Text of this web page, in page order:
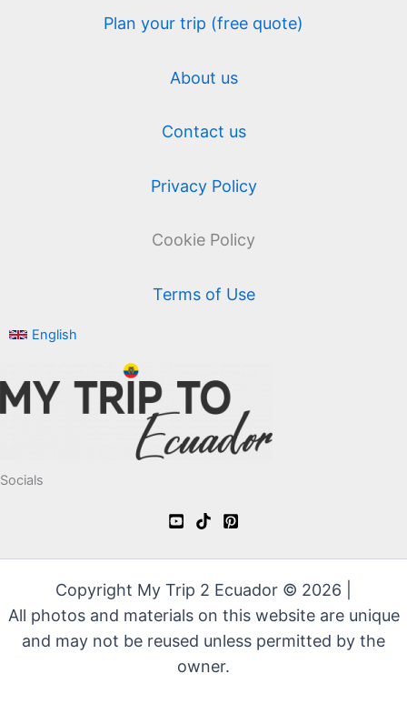
Plan your trip (free quote)
About us
Contact us
Privacy Policy
Cookie Policy
Terms of Use
English
Socials
Copyright My Trip 2 Ecuador © 2026 |
All photos and materials on this website are unique
and may not be reused unless permitted by the
owner.